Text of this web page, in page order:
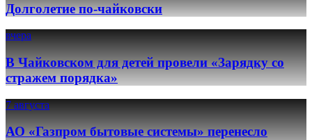
Долголетие по-чайковски
вчера
В Чайковском для детей провели «Зарядку со
стражем порядка»
7 августа
АО «Газпром бытовые системы» перенесло